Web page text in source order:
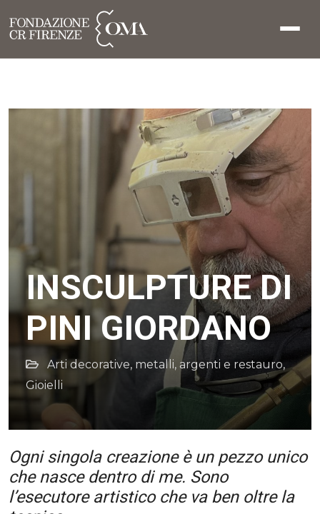
INSCULPTURE DI
PINI GIORDANO
Arti decorative, metalli, argenti e restauro,
Gioielli
Ogni singola creazione è un pezzo unico
che nasce dentro di me. Sono
l’esecutore artistico che va ben oltre la